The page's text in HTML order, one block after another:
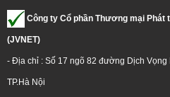
Công ty Cổ phần Thương mại
(JVNET)
- Địa chỉ : Số 17 ngõ 82 đường Dịch Vọng
TP.Hà Nội